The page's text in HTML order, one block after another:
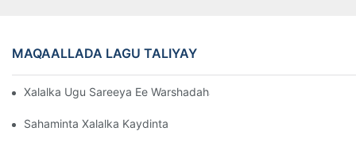
MAQAALLADA LAGU TALIYAY
Xalalka Ugu Sareeya Ee Warshadaha Ee Maareynta Kaydka
Sahaminta Xalalka Kaydinta Kaydinta Ee Wax Ku Oolka Ah Ee